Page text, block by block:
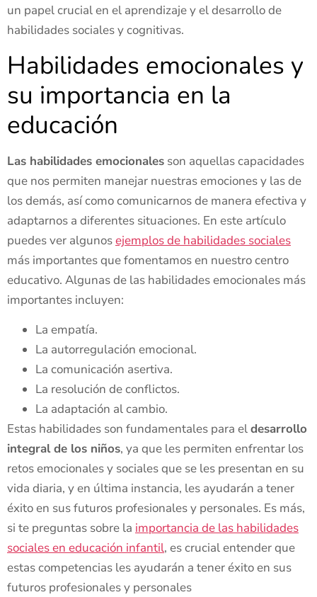
un papel crucial en el aprendizaje y el desarrollo de
habilidades sociales y cognitivas.
Habilidades emocionales y
su importancia en la
educación
Las habilidades emocionales son aquellas capacidades
que nos permiten manejar nuestras emociones y las de
los demás, así como comunicarnos de manera efectiva y
adaptarnos a diferentes situaciones. En este artículo
puedes ver algunosejemplos de habilidades sociales
más importantes que fomentamos en nuestro centro
educativo. Algunas de las habilidades emocionales más
importantes incluyen:
La empatía.
La autorregulación emocional.
La comunicación asertiva.
La resolución de conflictos.
La adaptación al cambio.
Estas habilidades son fundamentales para eldesarrollo
integral de los niños, ya que les permiten enfrentar los
retos emocionales y sociales que se les presentan en su
vida diaria, y en última instancia, les ayudarán a tener
éxito en sus futuros profesionales y personales. Es más,
si te preguntas sobre la importancia de las habilidades
sociales en educación infantil, es crucial entender que
estas competencias les ayudarán a tener éxito en sus
futuros profesionales y personales